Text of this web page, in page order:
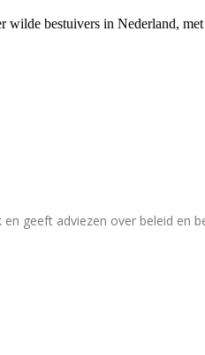
wilde bestuivers in Nederland,
geeft adviezen over beleid en